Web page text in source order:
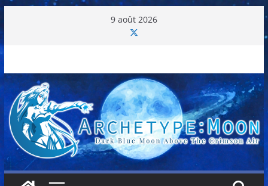
au
contenu
9 août 2026